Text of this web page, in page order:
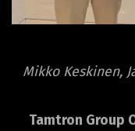
Mikko Keskinen,
Tamtron Group